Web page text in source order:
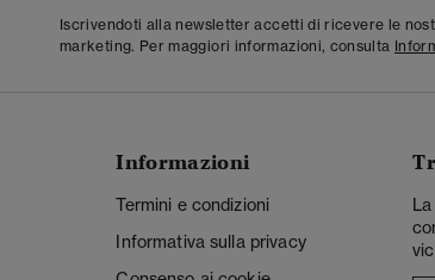
Iscrivendoti alla newsletter accetti di ricevere le
marketing. Per maggiori informazioni, consulta
Informazioni
Termini e condizioni
Informativa sulla privacy